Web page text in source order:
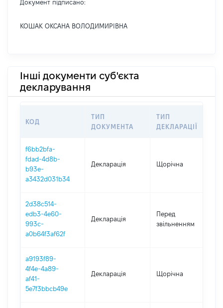
Документ підписано:
КОШАК ОКСАНА ВОЛОДИМИРІВНА
Інші документи суб'єкта
декларування
КОД
ТИП
ДОКУМЕНТА
ТИП
ДЕКЛАРАЦІЇ
f6bb2bfa-
fdad-4d8b-
b93e-
a3432d031b34
Декларація Щорічна
2d38c514-
edb3-4e60-
993c-
a0b64f3af62f
Декларація
Перед
звільненням
a9193f89-
4f4e-4a89-
af41-
5e7f3bbcb49e
Декларація Щорічна